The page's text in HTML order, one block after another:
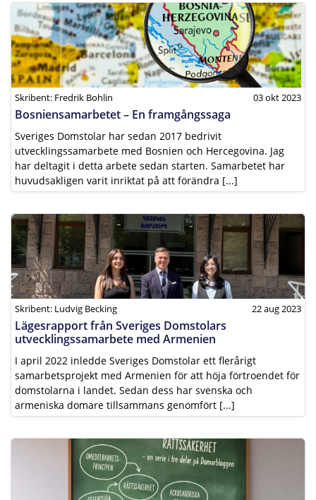
Skribent: Fredrik Bohlin 03 okt 2023
Bosniensamarbetet – En framgångssaga
Sveriges Domstolar har sedan 2017 bedrivit
utvecklingssamarbete med Bosnien och Hercegovina. Jag
har deltagit i detta arbete sedan starten. Samarbetet har
huvudsakligen varit inriktat på att förändra [...]
Skribent: Ludvig Becking 22 aug 2023
Lägesrapport från Sveriges Domstolars
utvecklingssamarbete med Armenien
I april 2022 inledde Sveriges Domstolar ett flerårigt
samarbetsprojekt med Armenien för att höja förtroendet för
domstolarna i landet. Sedan dess har svenska och
armeniska domare tillsammans genomfört [...]